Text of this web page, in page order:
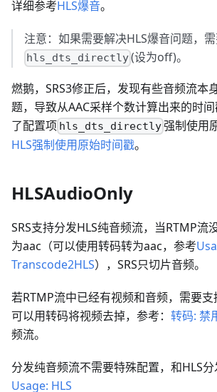
详细参考HLS爆音。
注意：如果需要解决HLS爆音问题，
hls_dts_directly(设为off)。
燃鹅，SRS3修正后，发现有些音频流本
题，导致从AAC采样个数计算出来的时
了配置项 hls_dts_directly强制使用
HLS强制使用原始时间戳。
HLSAudioOnly
SRS支持分发HLS纯音频流，当RTMP流
为aac（可以使用转码转为aac，参考
Transcode2HLS），SRS只切片音频。
若RTMP流中已经有视频和音频，需要支
可以用转码将视频去掉，参考： 转码: 禁
频流。
分发纯音频流不需要特殊配置，和HLS分
Usage: HLS